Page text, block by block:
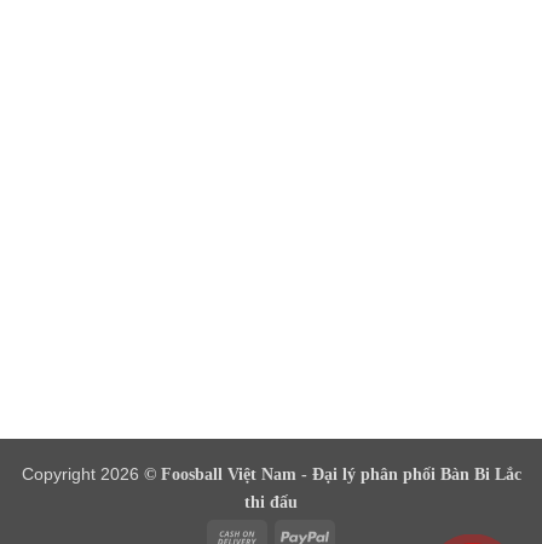
Copyright 2026 © Foosball Việt Nam - Đại lý phân phối Bàn Bi Lắc
thi đấu
Cash
PayPal